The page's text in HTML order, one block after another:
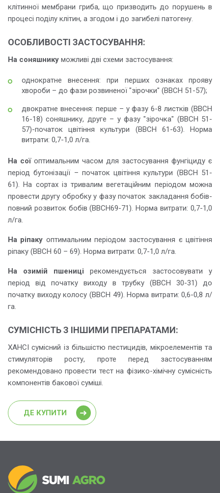
клітинної мембрани гриба, що призводить до порушень в
процесі поділу клітин, а згодом і до загибелі патогену.
ОСОБЛИВОСТІ ЗАСТОСУВАННЯ:
На соняшнику можливі дві схеми застосування:
однократне внесення: при перших ознаках прояву
хвороби – до фази розвиненої "зірочки" (ВВСН 51-57);
двократне внесення: перше – у фазу 6-8 листків (ВВСН
16-18) соняшнику, друге – у фазу "зірочка" (ВВСН 51-
57)-початок цвітіння культури (ВВСН 61-63). Норма
витрати: 0,7-1,0 л/га.
На соїоптимальним часом для застосування фунгіциду є
період бутонізації – початок цвітіння культури (ВВСН 51-
61). На сортах із тривалим вегетаційним періодом можна
провести другу обробку у фазу початок закладання бобів-
повний розвиток бобів (ВВСН69-71). Норма витрати: 0,7-1,0
л/га.
На ріпаку оптимальним періодом застосування є цвітіння
ріпаку (ВВСН 60 – 69). Норма витрати: 0,7-1,0 л/га.
На озимій пшениці рекомендується застосовувати у
період від початку виходу в трубку (ВВСН 30-31) до
початку виходу колосу (ВВСН 49). Норма витрати: 0,6-0,8 л/
га.
СУМІСНІСТЬ З ІНШИМИ ПРЕПАРАТАМИ:
ХАНСІ сумісний із більшістю пестицидів, мікроелементів та
стимуляторів росту, проте перед застосуванням
рекомендовано провести тест на фізико-хімічну сумісність
компонентів бакової суміші.
ДЕ КУПИТИ